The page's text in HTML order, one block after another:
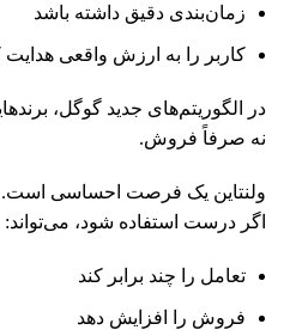
زمان‌بندی دقیق داشته باشد
کاربر را به ارزش واقعی هدایت
در الگوریتم‌های جدید گوگل،
نه صرفاً فروش.
ولنتاین یک فرصت احساسی است.
اگر درست استفاده شود، می‌تواند:
تعامل را چند برابر کند
فروش را افزایش دهد